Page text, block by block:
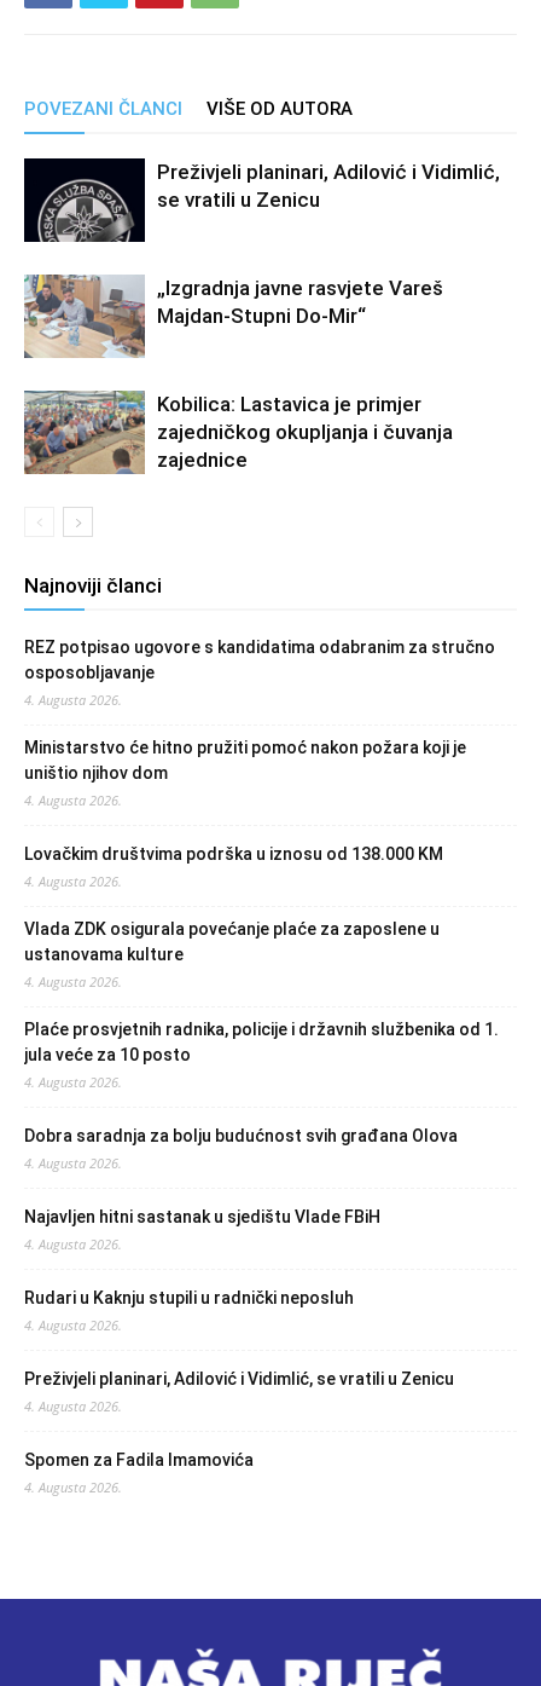
POVEZANI ČLANCI VIŠE OD AUTORA
Preživjeli planinari, Adilović i Vidimlić,
se vratili u Zenicu
„Izgradnja javne rasvjete Vareš
Majdan-Stupni Do-Mir“
Kobilica: Lastavica je primjer
zajedničkog okupljanja i čuvanja
zajednice
Najnoviji članci
REZ potpisao ugovore s kandidatima odabranim za stručno
osposobljavanje
4. Augusta 2026.
Ministarstvo će hitno pružiti pomoć nakon požara koji je
uništio njihov dom
4. Augusta 2026.
Lovačkim društvima podrška u iznosu od 138.000 KM
4. Augusta 2026.
Vlada ZDK osigurala povećanje plaće za zaposlene u
ustanovama kulture
4. Augusta 2026.
Plaće prosvjetnih radnika, policije i državnih službenika od 1.
jula veće za 10 posto
4. Augusta 2026.
Dobra saradnja za bolju budućnost svih građana Olova
4. Augusta 2026.
Najavljen hitni sastanak u sjedištu Vlade FBiH
4. Augusta 2026.
Rudari u Kaknju stupili u radnički neposluh
4. Augusta 2026.
Preživjeli planinari, Adilović i Vidimlić, se vratili u Zenicu
4. Augusta 2026.
Spomen za Fadila Imamovića
4. Augusta 2026.